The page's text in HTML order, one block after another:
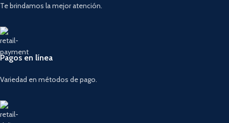
Te brindamos la mejor atención.
Pagos en línea
Variedad en métodos de pago.